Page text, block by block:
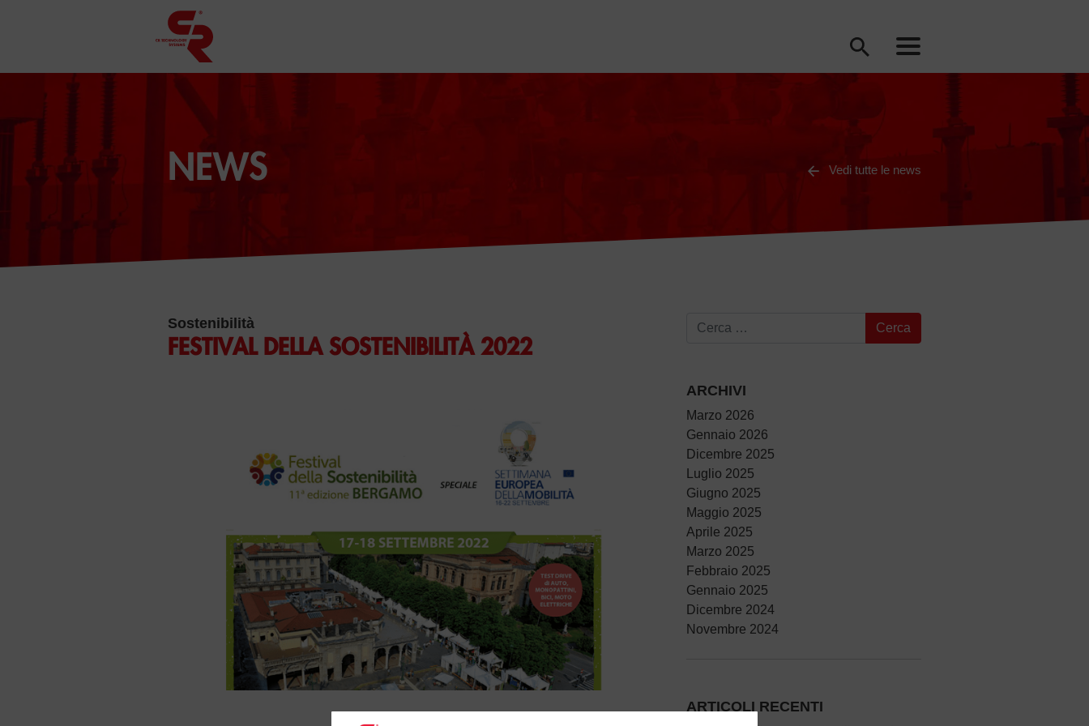
NEWS Vedi tutte le news
Sostenibilità
FESTIVAL DELLA SOSTENIBILITÀ 2022
Ricerca per:
ARCHIVI
Marzo 2026
Gennaio 2026
Dicembre 2025
Luglio 2025
Giugno 2025
Maggio 2025
Aprile 2025
Marzo 2025
Febbraio 2025
Gennaio 2025
Dicembre 2024
Novembre 2024
ARTICOLI RECENTI